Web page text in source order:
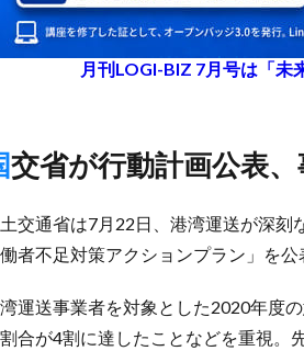
月刊LOGI-BIZ 7月号は「未
国交省が行動計画公表
交通省は7月22日、港湾運送が深
者不足対策アクションプラン」を公
運送事業者を対象とした2020年度
合が4割に達したことなどを重視。